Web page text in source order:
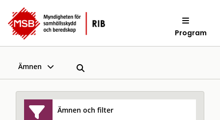
Program
Ämnen
Ämnen och filter